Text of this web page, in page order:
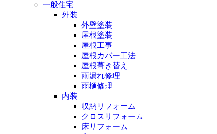
一般住宅
外装
外壁塗装
屋根塗装
屋根工事
屋根カバー工法
屋根葺き替え
雨漏れ修理
雨樋修理
内装
収納リフォーム
クロスリフォーム
床リフォーム